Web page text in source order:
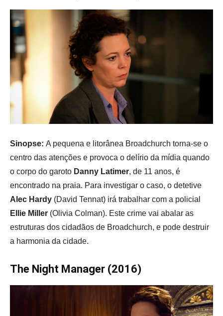
Sinopse: A pequena e litorânea Broadchurch torna-se o
centro das atenções e provoca o delírio da mídia quando
o corpo do garoto Danny Latimer, de 11 anos, é
encontrado na praia. Para investigar o caso, o detetive
Alec Hardy (David Tennat) irá trabalhar com a policial
Ellie Miller (Olivia Colman). Este crime vai abalar as
estruturas dos cidadãos de Broadchurch, e pode destruir
a harmonia da cidade.
The Night Manager (2016)